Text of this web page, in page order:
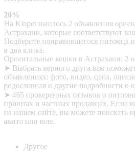
20%
На Kinpet нашлось 2 объявления
Астрахани, которые соответствуют
Подберите понравившегося питомца
в два клика.
Ориентальные кошки в Астрахани: 2
➤ Выбрать верного друга вам
объявлениях: фото, видео, цена,
родословная и другие подробности о
➤ 465 проверенных отзывов о
приютах и частных продавцах. Если
на нашем сайте, вы можете поискать
авито или юле.
Другое